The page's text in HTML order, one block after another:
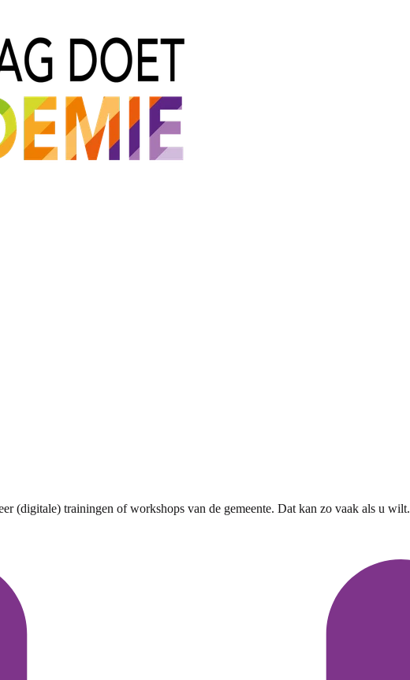
(digitale) trainingen of workshops van de gemeente. Dat kan zo vaak als u wilt.